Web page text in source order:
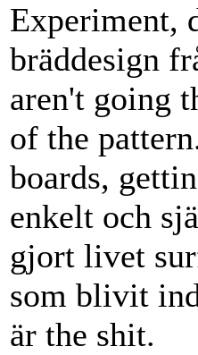
Experiment,
bräddesign
aren't going
of the
boards,
enkelt och
gjort livet
som blivit
är the shit.